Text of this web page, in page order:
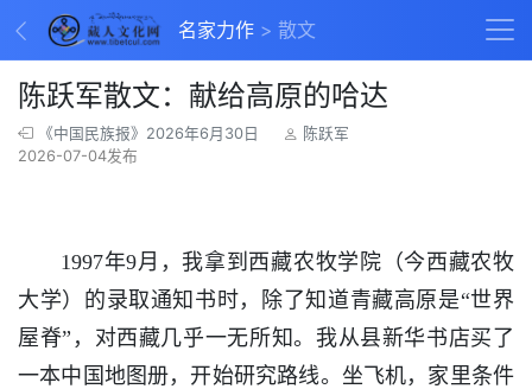
名家力作 散文
陈跃军散文：献给高原的哈达
《中国民族报》2026年6月30日
陈跃军
2026-07-04发布
1997年9月，我拿到西藏农牧学院（今西藏农牧
大学）的录取通知书时，除了知道青藏高原是“世界
屋脊”，对西藏几乎一无所知。我从县新华书店买了
一本中国地图册，开始研究路线。坐飞机，家里条件